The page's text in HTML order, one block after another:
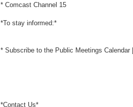
* Comcast Channel 15
*To stay informed:*
* Subscribe to the Public Meetings Calendar
*Contact Us*